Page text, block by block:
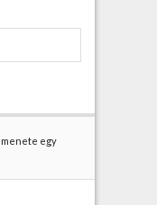
e
h
egy